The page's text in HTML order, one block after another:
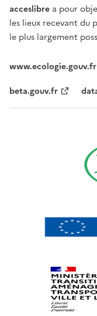
acceslibre a pour
les lieux recevant du
le plus largement
www.ecologie.gouv.fr
beta.gouv.fr